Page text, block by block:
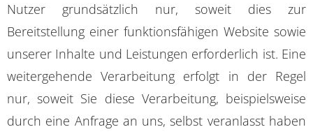
Nutzer grundsätzlich nur, soweit dies zur
Bereitstellung einer funktionsfähigen Website sowie
unserer Inhalte und Leistungen erforderlich ist. Eine
weitergehende Verarbeitung erfolgt in der Regel
nur, soweit Sie diese Verarbeitung, beispielsweise
durch eine Anfrage an uns, selbst veranlasst haben